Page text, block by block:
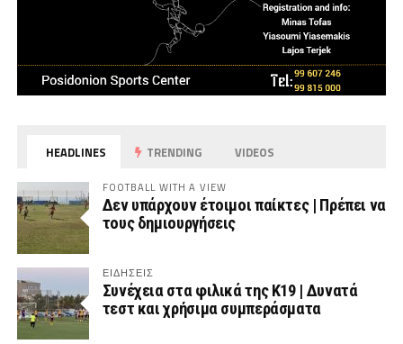
HEADLINES TRENDING VIDEOS
FOOTBALL WITH A VIEW
Δεν υπάρχουν έτοιμοι παίκτες | Πρέπει να
τους δημιουργήσεις
ΕΙΔΗΣΕΙΣ
Συνέχεια στα φιλικά της Κ19 | Δυνατά
τεστ και χρήσιμα συμπεράσματα